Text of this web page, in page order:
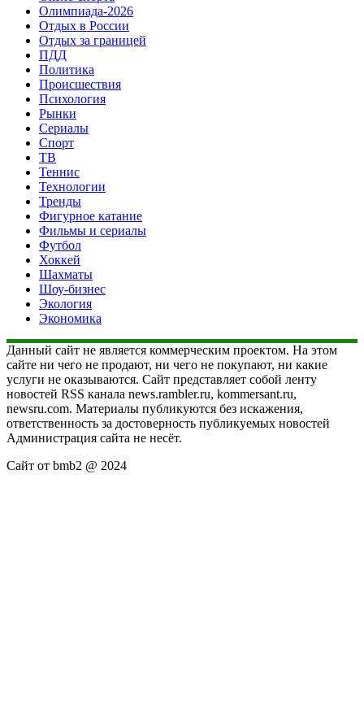
Олимпиада-2026
Отдых в России
Отдых за границей
ПДД
Политика
Происшествия
Психология
Рынки
Сериалы
Спорт
ТВ
Теннис
Технологии
Тренды
Фигурное катание
Фильмы и сериалы
Футбол
Хоккей
Шахматы
Шоу-бизнес
Экология
Экономика
Данный сайт не является коммерческим проектом. На этом
сайте ни чего не продают, ни чего не покупают, ни какие
услуги не оказываются. Сайт представляет собой ленту
новостей RSS канала news.rambler.ru, kommersant.ru,
newsru.com. Материалы публикуются без искажения,
ответственность за достоверность публикуемых новостей
Администрация сайта не несёт.
Сайт от bmb2 @ 2024